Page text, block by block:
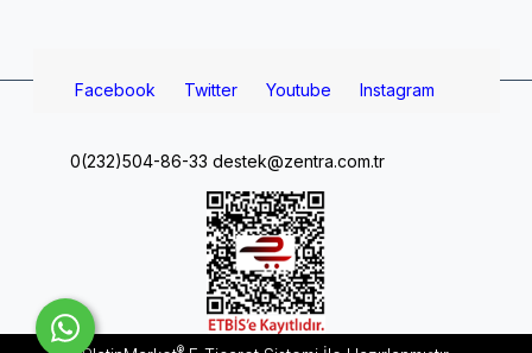
Facebook Twitter Youtube Instagram
0(232)504-86-33 destek@zentra.com.tr